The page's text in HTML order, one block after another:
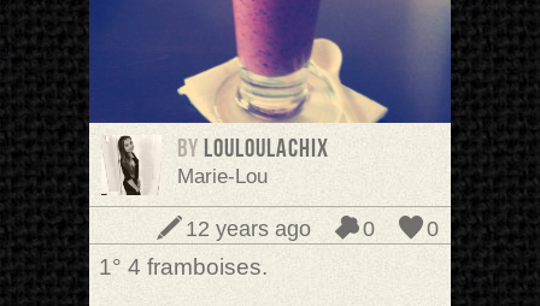
BY louloulachix
Marie-Lou
0
0
12 years ago
1° 4 framboises.